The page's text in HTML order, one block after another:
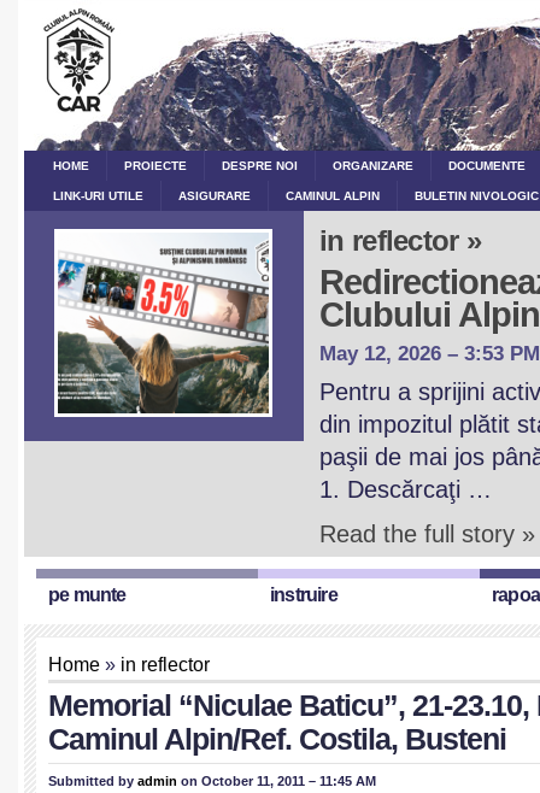
HOME PROIECTE DESPRE NOI ORGANIZARE DOCUMENTE
LINK-URI UTILE ASIGURARE CAMINUL ALPIN BULETIN
in reflector »
Clubului
May 12, 2026 – 3:53 PM
Pentru a sprijini
din impozitul plătit
paşii de mai jos
1. Descărcaţi …
Read the full story »
pe munte instruire
Home » in reflector
Memorial “Niculae Baticu”, 21-
Caminul Alpin/Ref. Costila, Busteni
Submitted by admin on October 11, 2011 – 11:45 AM